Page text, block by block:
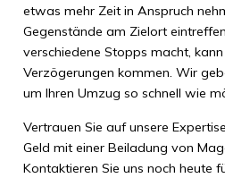
etwas mehr Zeit in Anspruch
Gegenstände am Zielort
verschiedene Stopps macht,
Verzögerungen kommen. Wir
um Ihren Umzug so schnell wie
Vertrauen Sie auf unsere
Geld mit einer Beiladung von
Kontaktieren Sie uns noch heute